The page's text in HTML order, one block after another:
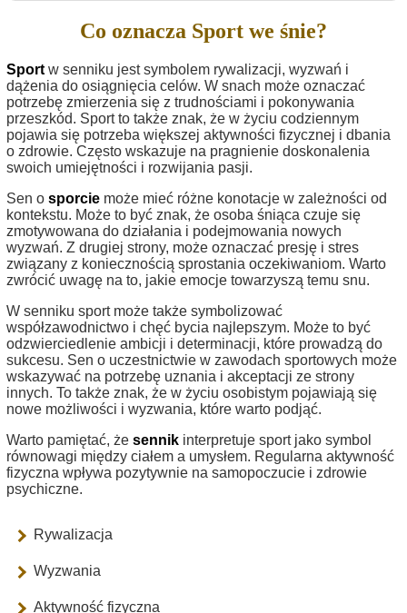
Co oznacza Sport we śnie?
Sport w senniku jest symbolem rywalizacji, wyzwań i
dążenia do osiągnięcia celów. W snach może oznaczać
potrzebę zmierzenia się z trudnościami i pokonywania
przeszkód. Sport to także znak, że w życiu codziennym
pojawia się potrzeba większej aktywności fizycznej i dbania
o zdrowie. Często wskazuje na pragnienie doskonalenia
swoich umiejętności i rozwijania pasji.
Sen o sporcie może mieć różne konotacje w zależności od
kontekstu. Może to być znak, że osoba śniąca czuje się
zmotywowana do działania i podejmowania nowych
wyzwań. Z drugiej strony, może oznaczać presję i stres
związany z koniecznością sprostania oczekiwaniom. Warto
zwrócić uwagę na to, jakie emocje towarzyszą temu snu.
W senniku sport może także symbolizować
współzawodnictwo i chęć bycia najlepszym. Może to być
odzwierciedlenie ambicji i determinacji, które prowadzą do
sukcesu. Sen o uczestnictwie w zawodach sportowych może
wskazywać na potrzebę uznania i akceptacji ze strony
innych. To także znak, że w życiu osobistym pojawiają się
nowe możliwości i wyzwania, które warto podjąć.
Warto pamiętać, że sennik interpretuje sport jako symbol
równowagi między ciałem a umysłem. Regularna aktywność
fizyczna wpływa pozytywnie na samopoczucie i zdrowie
psychiczne.
Rywalizacja
Wyzwania
Aktywność fizyczna